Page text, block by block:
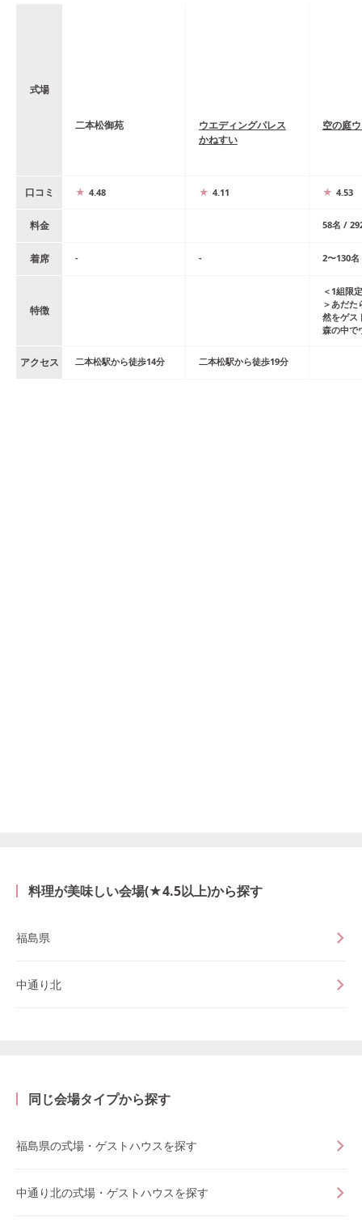
式場
二本松御苑
ウエディングパレス
かねすい
空の庭
口コミ 4.48 4.11 4.53
料金 58名 /
着席 - - 2〜130名
特徴
＜1組限
＞あだた
然をゲス
森の中で
アクセス 二本松駅から徒歩14分 二本松駅から徒歩19分
料理が美味しい会場(★4.5以上)から探す
福島県
中通り北
同じ会場タイプから探す
福島県の式場・ゲストハウスを探す
中通り北の式場・ゲストハウスを探す